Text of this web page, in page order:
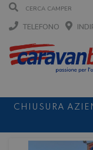
TELEFONO
CHIUSURA
DURANTE IL